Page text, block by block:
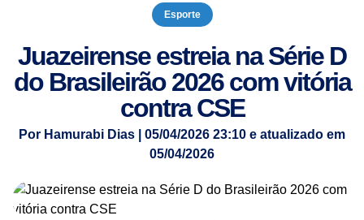
Esporte
Juazeirense estreia na Série D
do Brasileirão 2026 com vitória
contra CSE
Por Hamurabi Dias | 05/04/2026 23:10 e atualizado em
05/04/2026